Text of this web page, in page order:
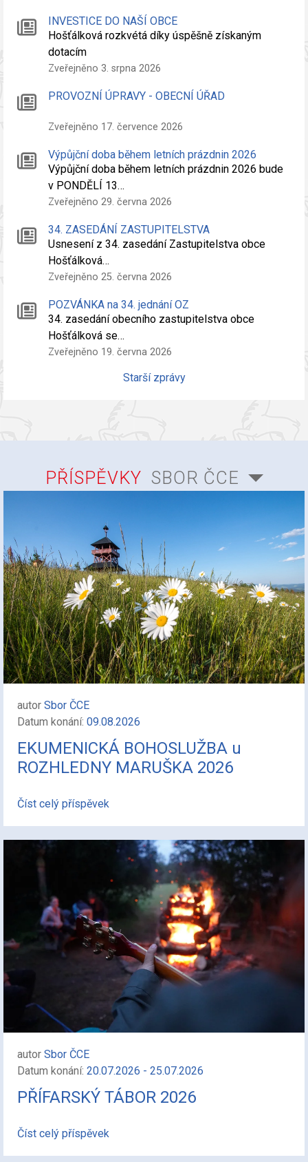
INVESTICE DO NAŠÍ OBCE
Hošťálková rozkvétá díky úspěšně získaným
dotacím
Zveřejněno 3. srpna 2026
PROVOZNÍ ÚPRAVY - OBECNÍ ÚŘAD
Zveřejněno 17. července 2026
Výpůjční doba během letních prázdnin 2026
Výpůjční doba během letních prázdnin 2026 bude
v PONDĚLÍ 13…
Zveřejněno 29. června 2026
34. ZASEDÁNÍ ZASTUPITELSTVA
Usnesení z 34. zasedání Zastupitelstva obce
Hošťálková…
Zveřejněno 25. června 2026
POZVÁNKA na 34. jednání OZ
34. zasedání obecního zastupitelstva obce
Hošťálková se…
Zveřejněno 19. června 2026
Starší zprávy
PŘÍSPĚVKY SBOR ČCE
autor Sbor ČCE
Datum konání: 09.08.2026
EKUMENICKÁ BOHOSLUŽBA u
ROZHLEDNY MARUŠKA 2026
Číst celý příspěvek
autor Sbor ČCE
Datum konání: 20.07.2026 - 25.07.2026
PŘÍFARSKÝ TÁBOR 2026
Číst celý příspěvek